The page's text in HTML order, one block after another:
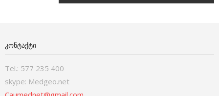
ᲙᲝᲜᲢᲐᲥᲢᲘ
Tel.: 577 235 400
skype: Medgeo.net